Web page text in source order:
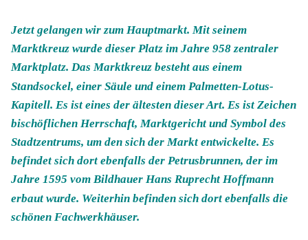
Jetzt gelangen wir zum Hauptmarkt. Mit seinem
Marktkreuz wurde dieser Platz im Jahre 958 zentraler
Marktplatz. Das Marktkreuz besteht aus einem
Standsockel, einer Säule und einem Palmetten-Lotus-
Kapitell. Es ist eines der ältesten dieser Art. Es ist Zeichen
bischöflichen Herrschaft, Marktgericht und Symbol des
Stadtzentrums, um den sich der Markt entwickelte. Es
befindet sich dort ebenfalls der Petrusbrunnen, der im
Jahre 1595 vom Bildhauer Hans Ruprecht Hoffmann
erbaut wurde. Weiterhin befinden sich dort ebenfalls die
schönen Fachwerkhäuser.